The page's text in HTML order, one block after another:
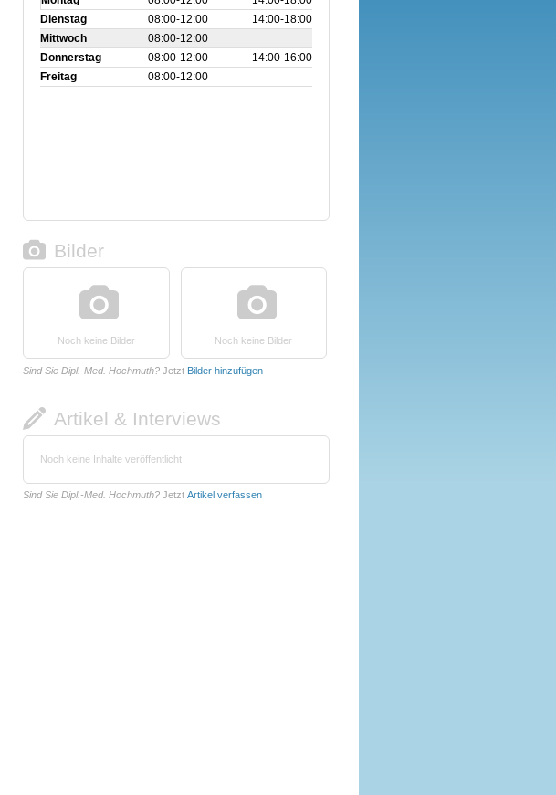
Dienstag
08:00‑12:00
14:00‑18:00
Mittwoch
08:00‑12:00
Donnerstag
08:00‑12:00
14:00‑16:00
Freitag
08:00‑12:00
Bilder
Noch keine Bilder Noch keine Bilder
Sind Sie Dipl.-Med. Hochmuth? Jetzt Bilder hinzufügen
Artikel & Interviews
Noch keine Inhalte veröffentlicht
Sind Sie Dipl.-Med. Hochmuth? Jetzt Artikel verfassen